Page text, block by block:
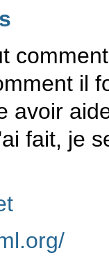
il
fait, je